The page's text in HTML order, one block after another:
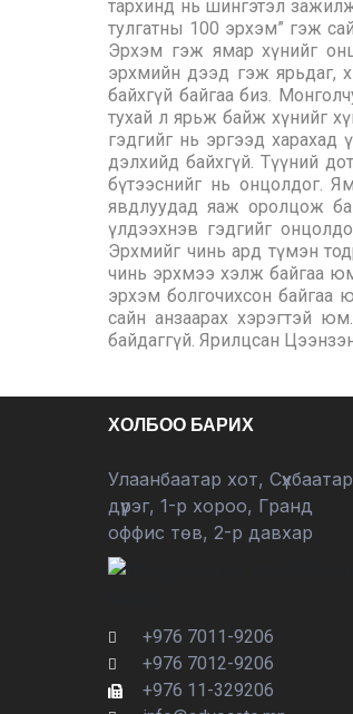
ХОЛБОО БАРИХ
Улаанбаатар хот, Сүхбаатар
дүүрэг, 1-р хороо, Гранд
оффис төв, 2-р давхар
+976 7011-9206
+976 7012-9206
+976 11-329206